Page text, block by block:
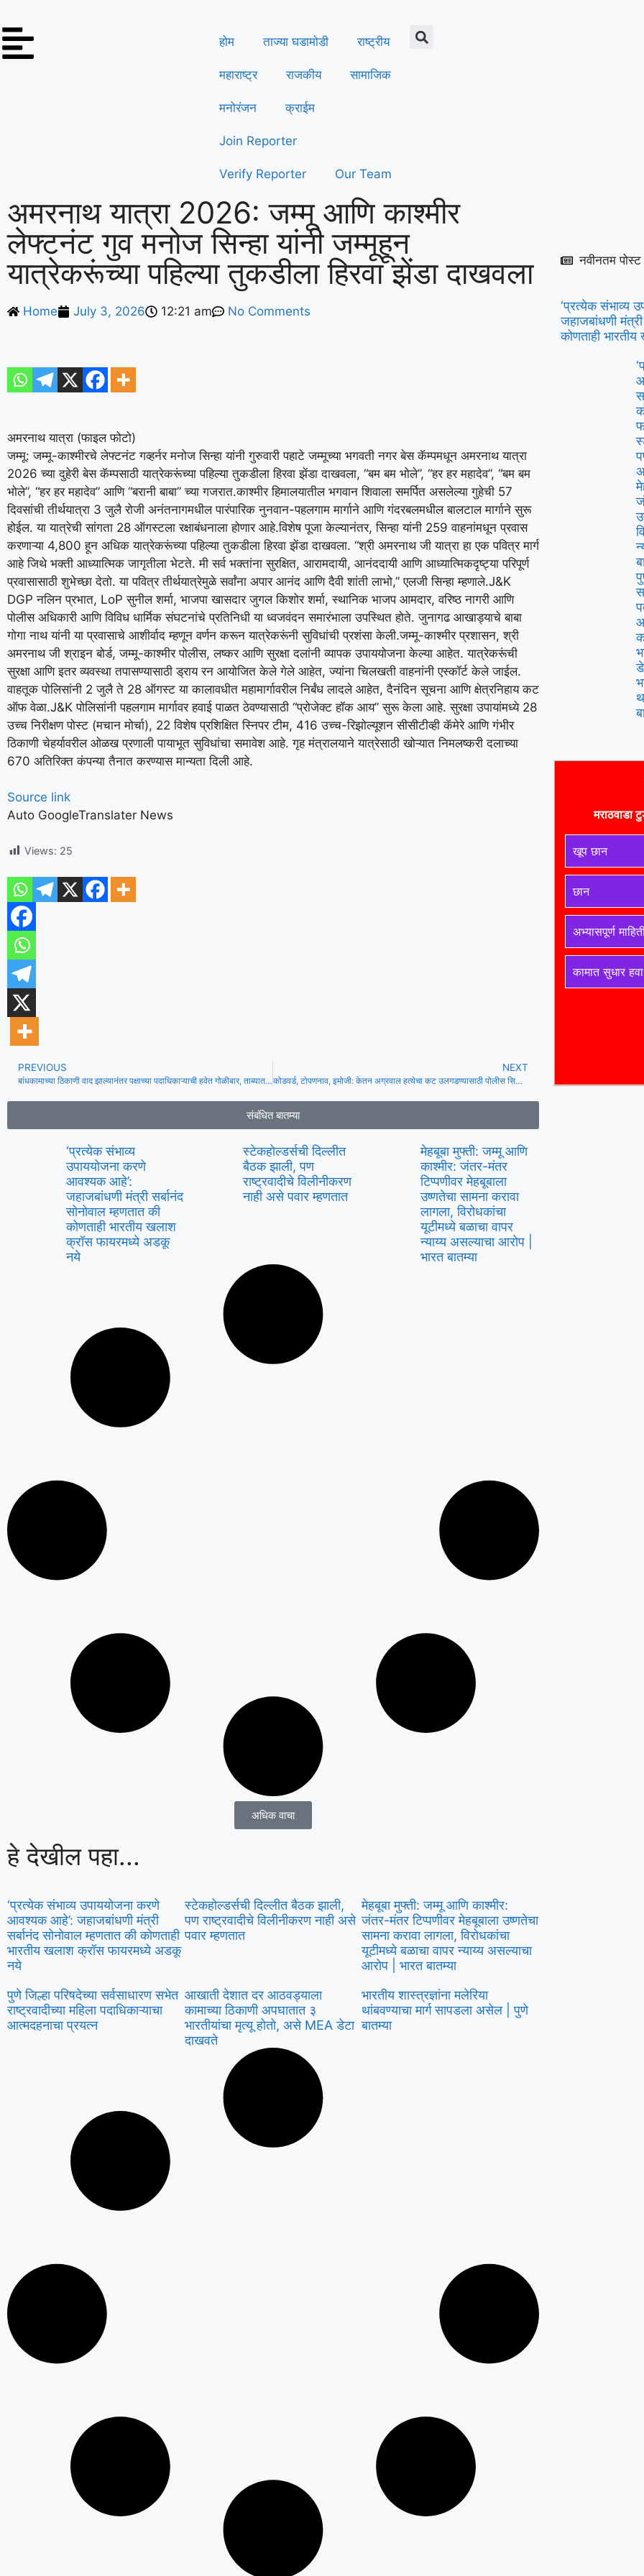
होम ताज्या घडामोडी राष्ट्रीय
महाराष्ट्र राजकीय सामाजिक
मनोरंजन क्राईम
Join Reporter
Verify Reporter Our Team
अमरनाथ यात्रा 2026: जम्मू आणि काश्मीर
लेफ्टनंट गुव मनोज सिन्हा यांनी जम्मूहून
यात्रेकरूंच्या पहिल्या तुकडीला हिरवा झेंडा दाखवला
Home July 3, 2026 12:21 am No Comments
अमरनाथ यात्रा (फाइल फोटो)
जम्मू: जम्मू-काश्मीरचे लेफ्टनंट गव्हर्नर मनोज सिन्हा यांनी गुरुवारी पहाटे जम्मूच्या भगवती नगर बेस कॅम्पमधून अमरनाथ यात्रा
2026 च्या दुहेरी बेस कॅम्पसाठी यात्रेकरूंच्या पहिल्या तुकडीला हिरवा झेंडा दाखवला, “बम बम भोले”, “हर हर महादेव”, “बम बम
भोले”, “हर हर महादेव” आणि “बरानी बाबा” च्या गजरात.काश्मीर हिमालयातील भगवान शिवाला समर्पित असलेल्या गुहेची 57
दिवसांची तीर्थयात्रा 3 जुलै रोजी अनंतनागमधील पारंपारिक नुनवान-पहलगाम मार्गाने आणि गंदरबलमधील बालटाल मार्गाने सुरू
होईल. या यात्रेची सांगता 28 ऑगस्टला रक्षाबंधनाला होणार आहे.विशेष पूजा केल्यानंतर, सिन्हा यांनी 259 वाहनांमधून प्रवास
करणाऱ्या 4,800 हून अधिक यात्रेकरूंच्या पहिल्या तुकडीला हिरवा झेंडा दाखवला. “श्री अमरनाथ जी यात्रा हा एक पवित्र मार्ग
आहे जिथे भक्ती आध्यात्मिक जागृतीला भेटते.मी सर्व भक्तांना सुरक्षित, आरामदायी, आनंददायी आणि आध्यात्मिकदृष्ट्या परिपूर्ण
प्रवासासाठी शुभेच्छा देतो. या पवित्र तीर्थयात्रेमुळे सर्वांना अपार आनंद आणि दैवी शांती लाभो,” एलजी सिन्हा म्हणाले.J&K
DGP नलिन प्रभात, LoP सुनील शर्मा, भाजपा खासदार जुगल किशोर शर्मा, स्थानिक भाजप आमदार, वरिष्ठ नागरी आणि
पोलीस अधिकारी आणि विविध धार्मिक संघटनांचे प्रतिनिधी या ध्वजवंदन समारंभाला उपस्थित होते. जुनागढ आखाड्याचे बाबा
गोगा नाथ यांनी या प्रवासाचे आशीर्वाद म्हणून वर्णन करून यात्रेकरूंनी सुविधांची प्रशंसा केली.जम्मू-काश्मीर प्रशासन, श्री
अमरनाथ जी श्राइन बोर्ड, जम्मू-काश्मीर पोलीस, लष्कर आणि सुरक्षा दलांनी व्यापक उपाययोजना केल्या आहेत. यात्रेकरूंची
सुरक्षा आणि इतर व्यवस्था तपासण्यासाठी ड्राय रन आयोजित केले गेले आहेत, ज्यांना चिलखती वाहनांनी एस्कॉर्ट केले जाईल.
वाहतूक पोलिसांनी 2 जुलै ते 28 ऑगस्ट या कालावधीत महामार्गावरील निर्बंध लादले आहेत, दैनंदिन सूचना आणि क्षेत्रनिहाय कट
ऑफ वेळा.J&K पोलिसांनी पहलगाम मार्गावर हवाई पाळत ठेवण्यासाठी “प्रोजेक्ट हॉक आय” सुरू केला आहे. सुरक्षा उपायांमध्ये 28
उच्च निरीक्षण पोस्ट (मचान मोर्चा), 22 विशेष प्रशिक्षित स्निपर टीम, 416 उच्च-रिझोल्यूशन सीसीटीव्ही कॅमेरे आणि गंभीर
ठिकाणी चेहर्यावरील ओळख प्रणाली पायाभूत सुविधांचा समावेश आहे. गृह मंत्रालयाने यात्रेसाठी खोऱ्यात निमलष्करी दलाच्या
670 अतिरिक्त कंपन्या तैनात करण्यास मान्यता दिली आहे.
Source link
Auto GoogleTranslater News
Views: 25
PREVIOUS
बांधकामाच्या ठिकाणी वाद झाल्यानंतर पक्षाच्या पदाधिकाऱ्याची हवेत गोळीबार, ताब्यात घेतले
NEXT
कोडवर्ड, टोपणनाव, इमोजी: केतन अग्रवाल हत्येचा कट उलगडण्यासाठी पोलीस सिया गोयलच्या ‘गुप्त चॅट्स’ डिकोड करतील
संबंधित बातम्या
‘प्रत्येक संभाव्य
उपाययोजना करणे
आवश्यक आहे’:
जहाजबांधणी मंत्री सर्बानंद
सोनोवाल म्हणतात की
कोणताही भारतीय खलाश
क्रॉस फायरमध्ये अडकू
नये
स्टेकहोल्डर्सची दिल्लीत
बैठक झाली, पण
राष्ट्रवादीचे विलीनीकरण
नाही असे पवार म्हणतात
मेहबूबा मुफ्ती: जम्मू आणि
काश्मीर: जंतर-मंतर
टिप्पणीवर मेहबूबाला
उष्णतेचा सामना करावा
लागला, विरोधकांचा
यूटीमध्ये बळाचा वापर
न्याय्य असल्याचा आरोप |
भारत बातम्या
अधिक वाचा
नवीनतम पोस्ट
‘प्रत्येक संभाव्य
जहाजबांधणी
कोणताही
मराठवाडा
खूप छान
छान
अभ्यासपूर्ण
कामात सुधार हवा
हे देखील पहा...
‘प्रत्येक संभाव्य उपाययोजना करणे
आवश्यक आहे’: जहाजबांधणी मंत्री
सर्बानंद सोनोवाल म्हणतात की कोणताही
भारतीय खलाश क्रॉस फायरमध्ये अडकू
नये
स्टेकहोल्डर्सची दिल्लीत बैठक झाली,
पण राष्ट्रवादीचे विलीनीकरण नाही असे
पवार म्हणतात
मेहबूबा मुफ्ती: जम्मू आणि काश्मीर:
जंतर-मंतर टिप्पणीवर मेहबूबाला उष्णतेचा
सामना करावा लागला, विरोधकांचा
यूटीमध्ये बळाचा वापर न्याय्य असल्याचा
आरोप | भारत बातम्या
पुणे जिल्हा परिषदेच्या सर्वसाधारण सभेत
राष्ट्रवादीच्या महिला पदाधिकाऱ्याचा
आत्मदहनाचा प्रयत्न
आखाती देशात दर आठवड्याला
कामाच्या ठिकाणी अपघातात ३
भारतीयांचा मृत्यू होतो, असे MEA डेटा
दाखवते
भारतीय शास्त्रज्ञांना मलेरिया
थांबवण्याचा मार्ग सापडला असेल | पुणे
बातम्या